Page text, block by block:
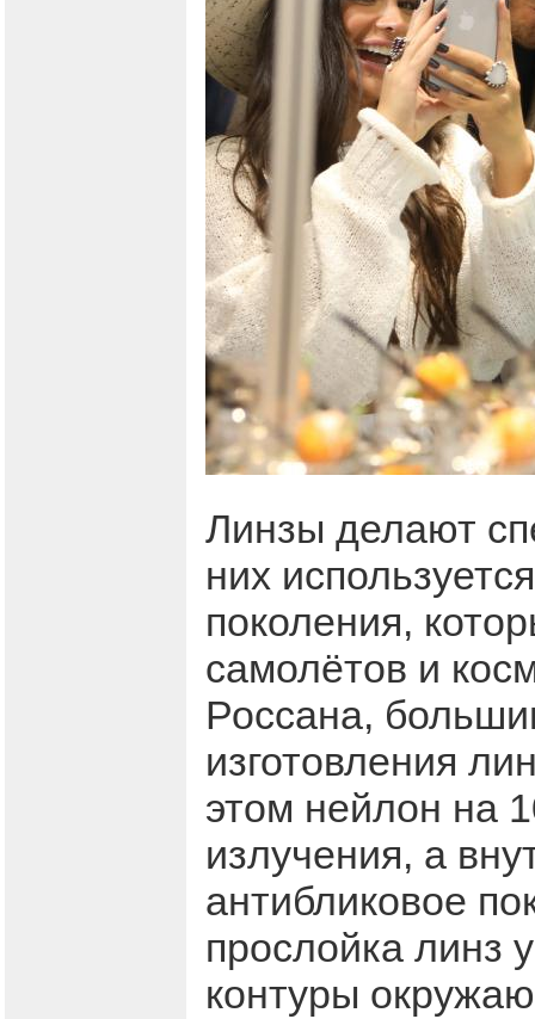
Линзы делают
них
поколения,
самолётов и
Россана,
изготовления
этом нейлон на
излучения, а
антибликовое
прослойка линз
контуры